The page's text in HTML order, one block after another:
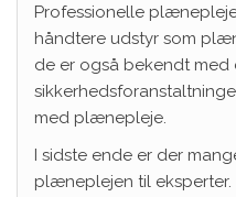
Professionelle
håndtere udstyr som
de er også bekendt med
med plænepleje.
I sidste ende er der
plæneplejen til